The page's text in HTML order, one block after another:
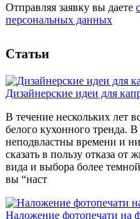
Отправляя заявку вы даете
персональных данных
Статьи
Дизайнерские идеи для
В течение нескольких лет
белого кухонного тренда.
неподвластны времени и
сказать в пользу отказа от
вида и выбора более
вы “наст
Наложение фотопечати на